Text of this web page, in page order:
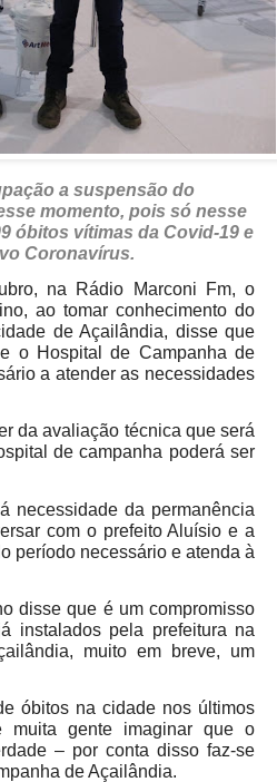
a suspensão do
momento, pois só nesse
óbitos vítimas da Covid-19 e
Coronavírus.
na Rádio Marconi Fm, o
ao tomar conhecimento do
de Açailândia, disse que
o Hospital de Campanha de
a atender as necessidades
da avaliação técnica que será
de campanha poderá ser
necessidade da permanência
com o prefeito Aluísio e a
período necessário e atenda à
disse que é um compromisso
instalados pela prefeitura na
muito em breve, um
óbitos na cidade nos últimos
gente imaginar que o
– por conta disso faz-se
de Açailândia.